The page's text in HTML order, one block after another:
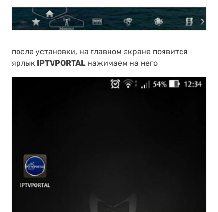
после установки, на главном экране появится
ярлык IPTVPORTAL нажимаем на него